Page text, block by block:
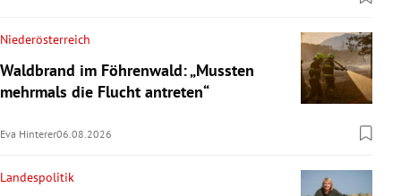
Niederösterreich
Waldbrand im Föhrenwald: „Mussten
mehrmals die Flucht antreten“
Eva Hinterer06.08.2026
Landespolitik